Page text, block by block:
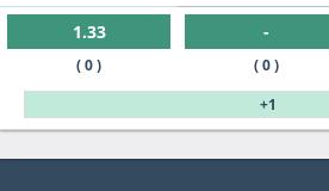
1.33
( 0 )
-
( 0 )
+1